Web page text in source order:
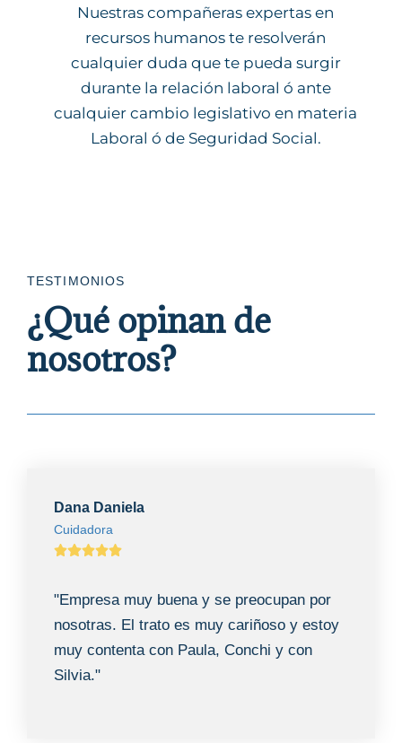
Nuestras compañeras expertas en
recursos humanos te resolverán
cualquier duda que te pueda surgir
durante la relación laboral ó ante
cualquier cambio legislativo en materia
Laboral ó de Seguridad Social.
TESTIMONIOS
¿Qué opinan de
nosotros?
Dana Daniela
Cuidadora
"Empresa muy buena y se preocupan por
nosotras. El trato es muy cariñoso y estoy
muy contenta con Paula, Conchi y con
Silvia."